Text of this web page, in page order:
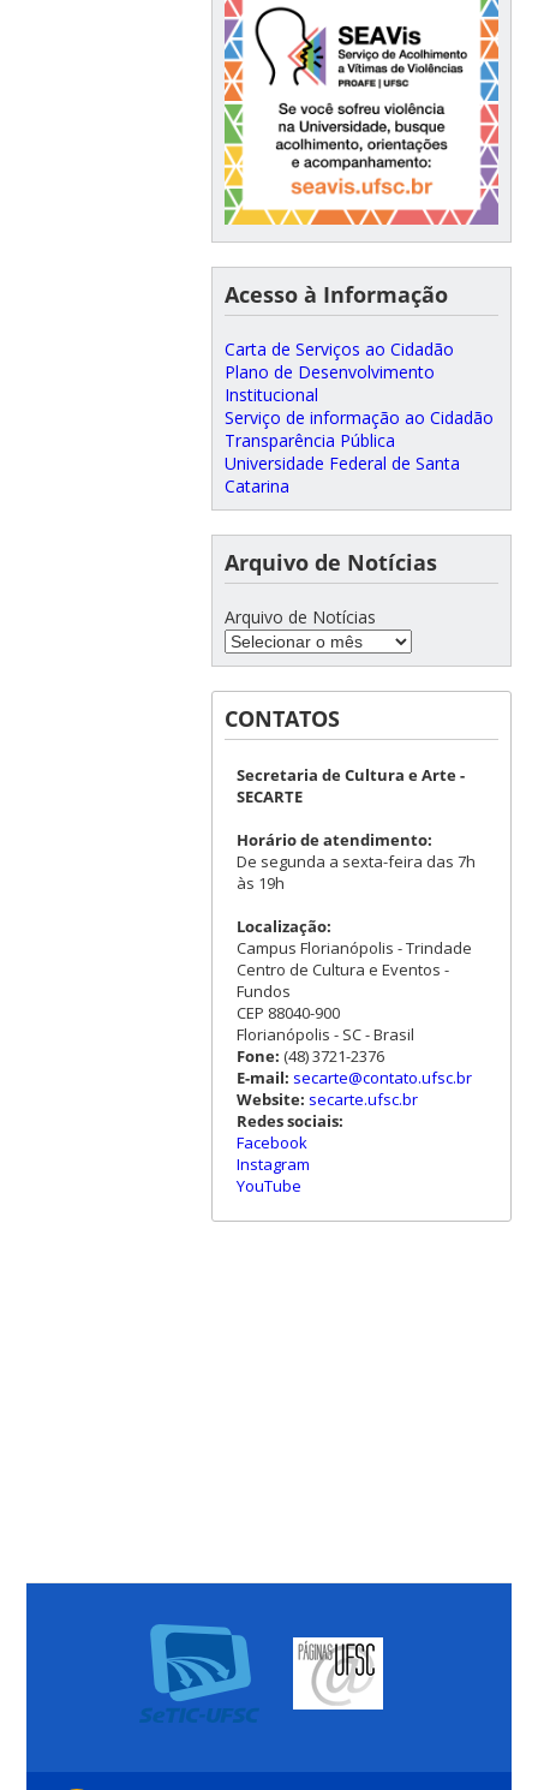
Acesso à Informação
Carta de Serviços ao Cidadão
Plano de Desenvolvimento
Institucional
Serviço de informação ao Cidadão
Transparência Pública
Universidade Federal de Santa
Catarina
Arquivo de Notícias
Arquivo de Notícias
CONTATOS
Secretaria de Cultura e Arte -
SECARTE
Horário de atendimento:
De segunda a sexta-feira das 7h
às 19h
Localização:
Campus Florianópolis - Trindade
Centro de Cultura e Eventos -
Fundos
CEP 88040-900
Florianópolis - SC - Brasil
Fone: (48) 3721-2376
E-mail: secarte@contato.ufsc.br
Website: secarte.ufsc.br
Redes sociais:
Facebook
Instagram
YouTube